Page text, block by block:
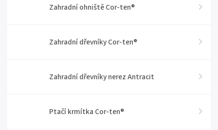
Zahradní ohniště Cor-ten®
Zahradní dřevníky Cor-ten®
Zahradní dřevníky nerez Antracit
Ptačí krmítka Cor-ten®